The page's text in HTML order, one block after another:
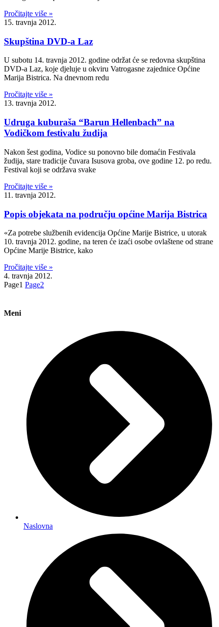
Pročitajte više »
15. travnja 2012.
Skupština DVD-a Laz
U subotu 14. travnja 2012. godine održat će se redovna skupština
DVD-a Laz, koje djeluje u okviru Vatrogasne zajednice Općine
Marija Bistrica. Na dnevnom redu
Pročitajte više »
13. travnja 2012.
Udruga kuburaša “Barun Hellenbach” na
Vodičkom festivalu žudija
Nakon šest godina, Vodice su ponovno bile domaćin Festivala
žudija, stare tradicije čuvara Isusova groba, ove godine 12. po redu.
Festival koji se održava svake
Pročitajte više »
11. travnja 2012.
Popis objekata na području općine Marija Bistrica
«Za potrebe službenih evidencija Općine Marije Bistrice, u utorak
10. travnja 2012. godine, na teren će izaći osobe ovlaštene od strane
Općine Marije Bistrice, kako
Pročitajte više »
4. travnja 2012.
Page1 Page2
Meni
Naslovna